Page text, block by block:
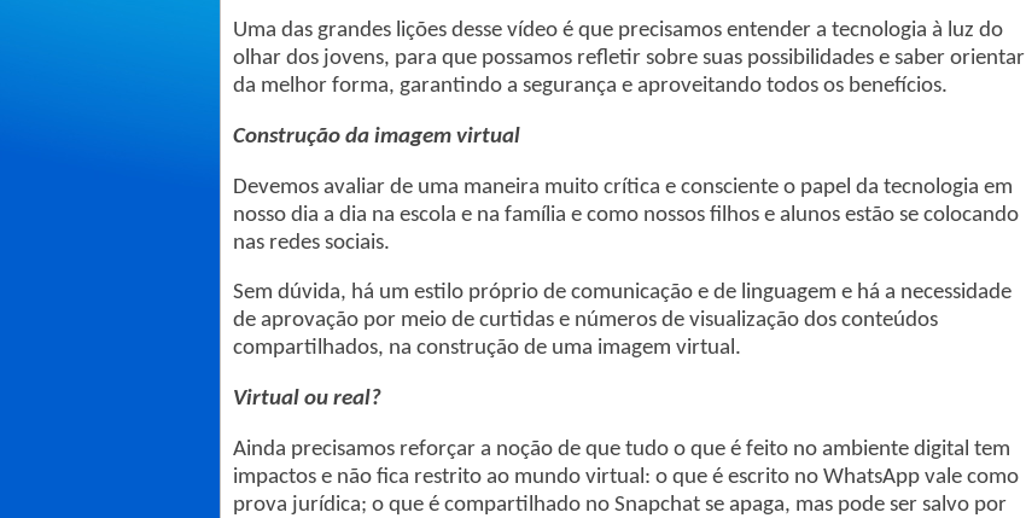
Uma das grandes lições desse vídeo é que precisamos entender a tecnologia à luz do
olhar dos jovens, para que possamos refletir sobre suas possibilidades e saber orientar
da melhor forma, garantindo a segurança e aproveitando todos os benefícios.
Construção da imagem virtual
Devemos avaliar de uma maneira muito crítica e consciente o papel da tecnologia em
nosso dia a dia na escola e na família e como nossos filhos e alunos estão se colocando
nas redes sociais.
Sem dúvida, há um estilo próprio de comunicação e de linguagem e há a necessidade
de aprovação por meio de curtidas e números de visualização dos conteúdos
compartilhados, na construção de uma imagem virtual.
Virtual ou real?
Ainda precisamos reforçar a noção de que tudo o que é feito no ambiente digital tem
impactos e não fica restrito ao mundo virtual: o que é escrito no WhatsApp vale como
prova jurídica; o que é compartilhado no Snapchat se apaga, mas pode ser salvo por